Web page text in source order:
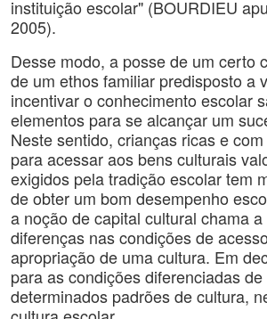
instituição escolar" (BOURDIEU
2005).
Desse modo, a posse de um certo
de um ethos familiar predisposto a
incentivar o conhecimento escolar
elementos para se alcançar um
Neste sentido, crianças ricas e
para acessar aos bens culturais
exigidos pela tradição escolar tem
de obter um bom desempenho
a noção de capital cultural chama
diferenças nas condições de
apropriação de uma cultura. Em
para as condições diferenciadas
determinados padrões de cultura,